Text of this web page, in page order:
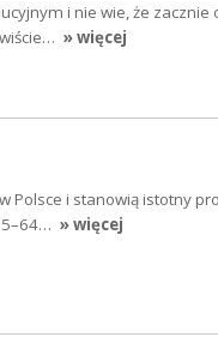
i nie wie, że
» więcej
Polsce i stanowią istotny
» więcej